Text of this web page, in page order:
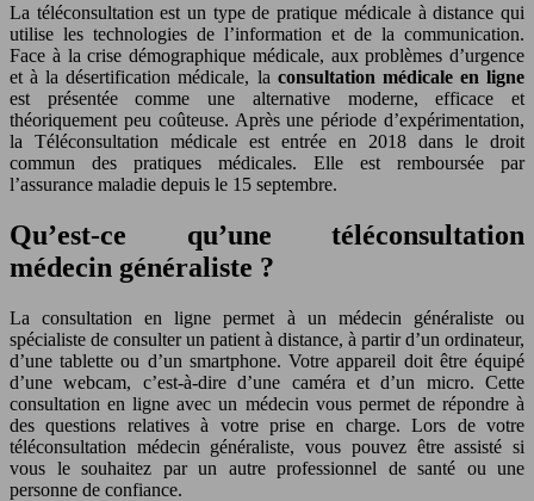
La téléconsultation est un type de pratique médicale à distance qui
utilise les technologies de l’information et de la communication.
Face à la crise démographique médicale, aux problèmes d’urgence
et à la désertification médicale, la consultation médicale en ligne
est présentée comme une alternative moderne, efficace et
théoriquement peu coûteuse. Après une période d’expérimentation,
la Téléconsultation médicale est entrée en 2018 dans le droit
commun des pratiques médicales. Elle est remboursée par
l’assurance maladie depuis le 15 septembre.
Qu’est-ce qu’une téléconsultation
médecin généraliste ?
La consultation en ligne permet à un médecin généraliste ou
spécialiste de consulter un patient à distance, à partir d’un ordinateur,
d’une tablette ou d’un smartphone. Votre appareil doit être équipé
d’une webcam, c’est-à-dire d’une caméra et d’un micro. Cette
consultation en ligne avec un médecin vous permet de répondre à
des questions relatives à votre prise en charge. Lors de votre
téléconsultation médecin généraliste, vous pouvez être assisté si
vous le souhaitez par un autre professionnel de santé ou une
personne de confiance.